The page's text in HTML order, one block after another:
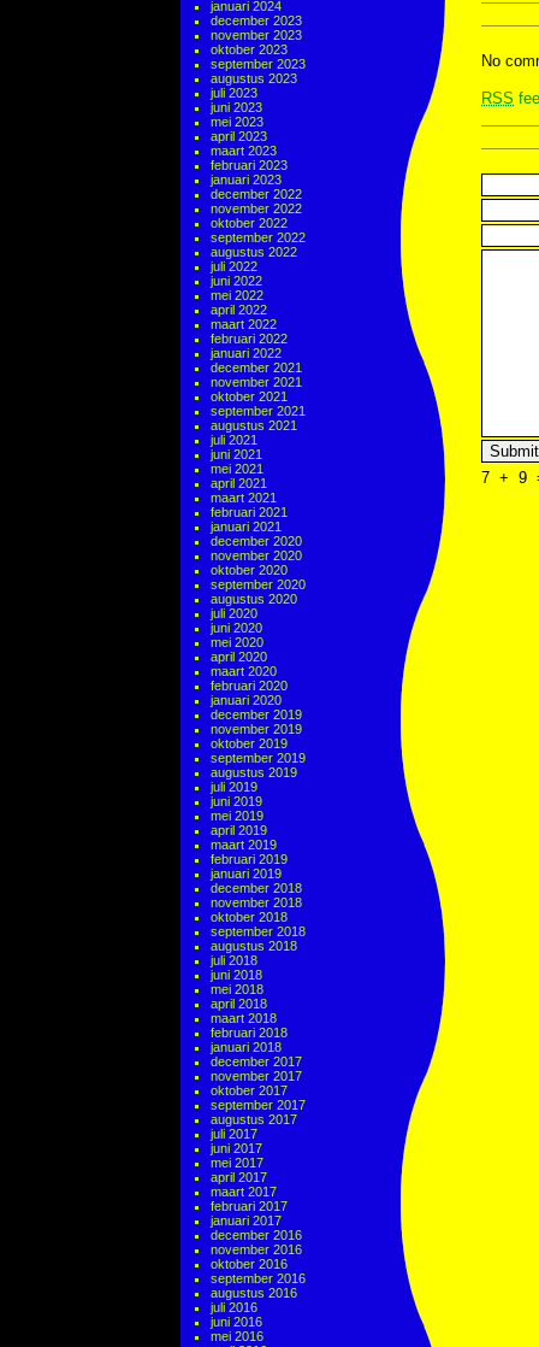
januari 2024
december 2023
november 2023
oktober 2023
september 2023
augustus 2023
juli 2023
juni 2023
mei 2023
april 2023
maart 2023
februari 2023
januari 2023
december 2022
november 2022
oktober 2022
september 2022
augustus 2022
juli 2022
juni 2022
mei 2022
april 2022
maart 2022
februari 2022
januari 2022
december 2021
november 2021
oktober 2021
september 2021
augustus 2021
juli 2021
juni 2021
mei 2021
april 2021
maart 2021
februari 2021
januari 2021
december 2020
november 2020
oktober 2020
september 2020
augustus 2020
juli 2020
juni 2020
mei 2020
april 2020
maart 2020
februari 2020
januari 2020
december 2019
november 2019
oktober 2019
september 2019
augustus 2019
juli 2019
juni 2019
mei 2019
april 2019
maart 2019
februari 2019
januari 2019
december 2018
november 2018
oktober 2018
september 2018
augustus 2018
juli 2018
juni 2018
mei 2018
april 2018
maart 2018
februari 2018
januari 2018
december 2017
november 2017
oktober 2017
september 2017
augustus 2017
juli 2017
juni 2017
mei 2017
april 2017
maart 2017
februari 2017
januari 2017
december 2016
november 2016
oktober 2016
september 2016
augustus 2016
juli 2016
juni 2016
mei 2016
No
RSS
7 + 9